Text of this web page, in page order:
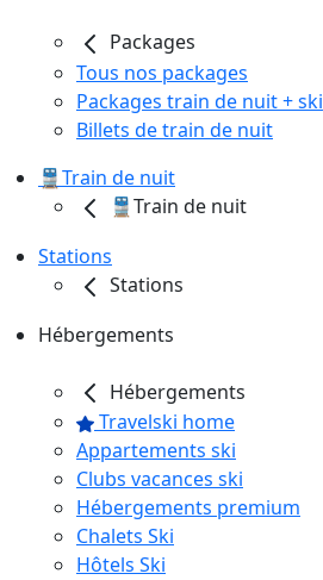
Packages
Tous nos packages
Packages train de nuit + ski
Billets de train de nuit
🚆Train de nuit
🚆Train de nuit
Stations
Stations
Hébergements
Hébergements
Travelski home
Appartements ski
Clubs vacances ski
Hébergements premium
Chalets Ski
Hôtels Ski